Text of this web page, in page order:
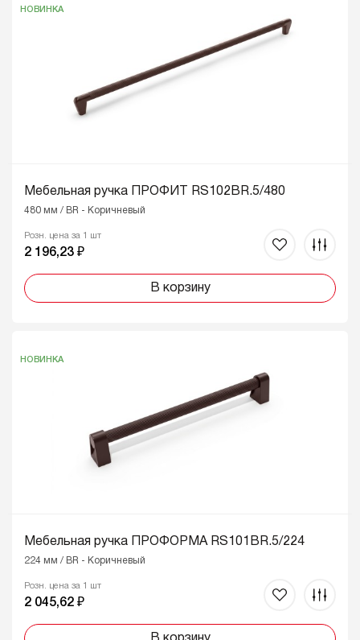
НОВИНКА
Мебельная ручка ПРОФИТ RS102BR.5/480
480 мм / BR - Коричневый
Розн. цена за 1 шт
2 196,23 ₽
В корзину
НОВИНКА
Мебельная ручка ПРОФОРМА RS101BR.5/224
224 мм / BR - Коричневый
Розн. цена за 1 шт
2 045,62 ₽